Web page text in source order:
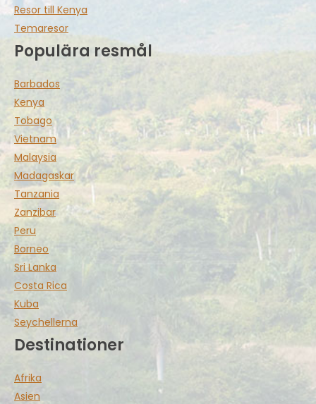
Resor till Kenya
Temaresor
Populära resmål
Barbados
Kenya
Tobago
Vietnam
Malaysia
Madagaskar
Tanzania
Zanzibar
Peru
Borneo
Sri Lanka
Costa Rica
Kuba
Seychellerna
Destinationer
Afrika
Asien